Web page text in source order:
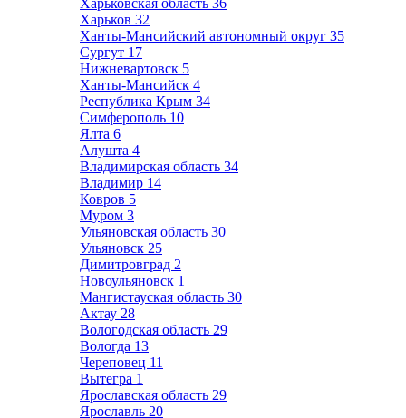
Харьковская область 36
Харьков 32
Ханты-Мансийский автономный округ 35
Сургут 17
Нижневартовск 5
Ханты-Мансийск 4
Республика Крым 34
Симферополь 10
Ялта 6
Алушта 4
Владимирская область 34
Владимир 14
Ковров 5
Муром 3
Ульяновская область 30
Ульяновск 25
Димитровград 2
Новоульяновск 1
Мангистауская область 30
Актау 28
Вологодская область 29
Вологда 13
Череповец 11
Вытегра 1
Ярославская область 29
Ярославль 20